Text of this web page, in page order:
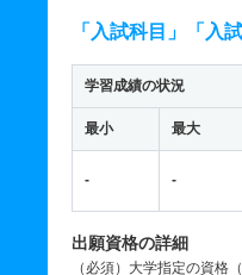
「入試科目」「入
学習成績の状況
最小 最大
- -
出願資格の詳細
（必須）大学指定の資格